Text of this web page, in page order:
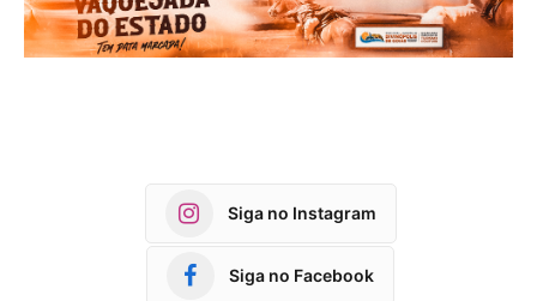
Siga no Instagram
Siga no Facebook